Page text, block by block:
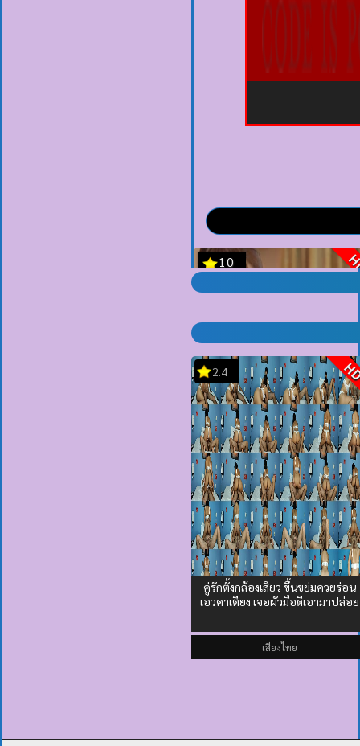
2.4
คู่รักตั้งกล้องเสียว ขึ้นขย่มควยร่อน
เอวคาเตียง เจอผัวมือดีเอามาปล่อย
เสียงไทย